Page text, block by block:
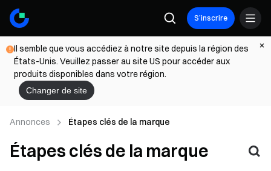
S’inscrire
Il semble que vous accédiez à notre site depuis la région des
États-Unis. Veuillez passer au site US pour accéder aux
produits disponibles dans votre région.
Changer de site
Annonces Étapes clés de la marque
Étapes clés de la marque